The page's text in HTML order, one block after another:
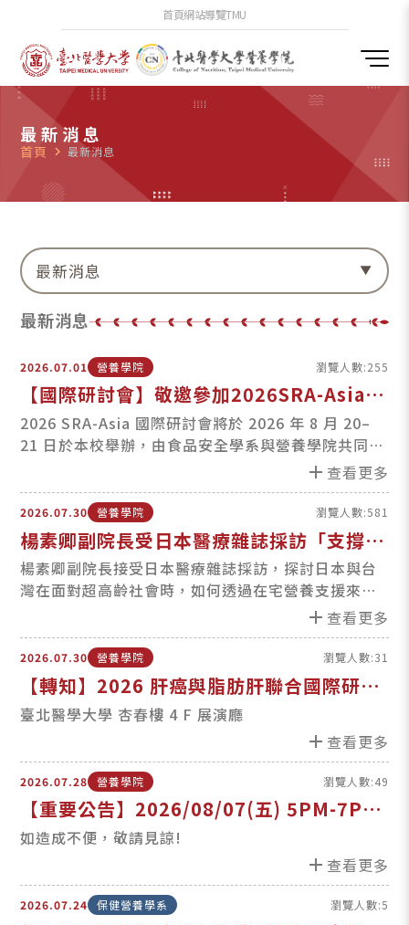
首頁網站導覽TMU
最新消息
首頁 navigate_next 最新消息
最新消息
最新消息
2026.07.01 營養學院 瀏覽人數:255
【國際研討會】敬邀參加2026SRA-Asia
亞洲風險分析研討會(Aug 20–21, 2026)
2026 SRA-Asia 國際研討會將於 2026 年 8 月 20–
21 日於本校舉辦，由食品安全學系與營養學院共同協
辦。歡迎本校教師、研究人員及學生投稿及報名參
加。
add 查看更多
2026.07.30 營養學院 瀏覽人數:581
楊素卿副院長受日本醫療雜誌採訪「支撐居
家療養的營養照護最前線—日本與台灣管理
營養師的角色與挑戰」
楊素卿副院長接受日本醫療雜誌採訪，探討日本與台
灣在面對超高齡社會時，如何透過在宅營養支援來提
add 查看更多
2026.07.30 營養學院 瀏覽人數:31
【轉知】2026 肝癌與脂肪肝聯合國際研討
會 (2026/08/08 週六 1PM)
臺北醫學大學 杏春樓 4 F 展演廳
add 查看更多
2026.07.28 營養學院 瀏覽人數:49
【重要公告】2026/08/07(五) 5PM-7PM
營養學院官網(含各系所網站)暫停服務！
如造成不便，敬請見諒!
add 查看更多
2026.07.24 保健營養學系 瀏覽人數:5